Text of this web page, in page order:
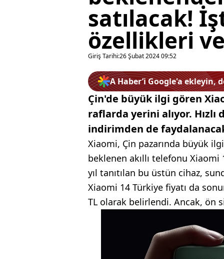
satılacak!
özellikleri
Giriş Tarihi:26 Şubat 2024 09:52
A Haber’i Google'a ekleyin,
Çin'de büyük ilgi gören
raflarda yerini alıyor.
indirimden de
Xiaomi, Çin pazarında büyük
beklenen akıllı telefonu
yıl tanıtılan bu üstün cihaz,
Xiaomi 14 Türkiye fiyatı da
TL olarak belirlendi. Ancak, ön